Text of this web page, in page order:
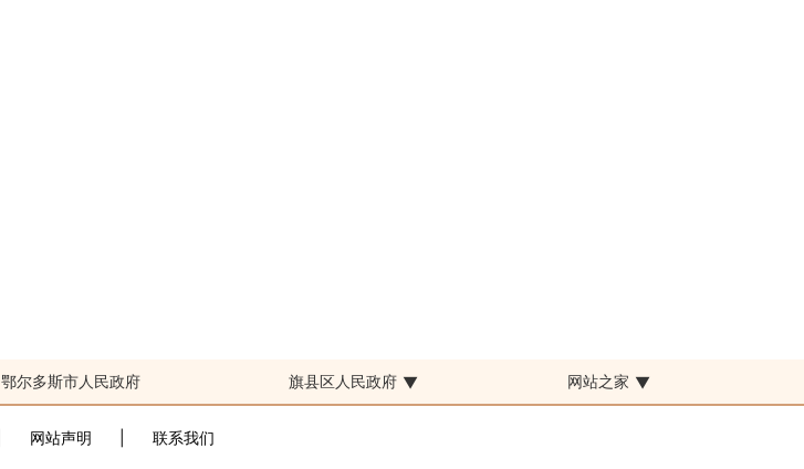
鄂尔多斯市人民政府 旗县区人民政府 ▼ 网站之家 ▼
网站声明 联系我们